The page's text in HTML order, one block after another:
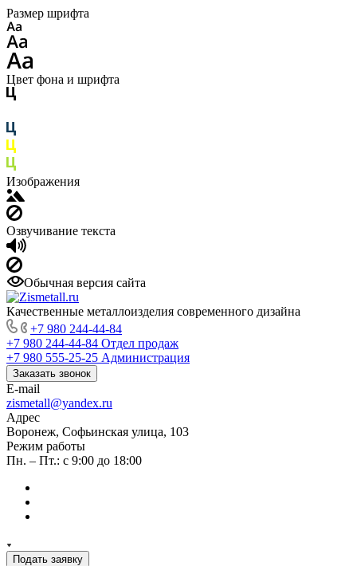
Размер шрифта
Цвет фона и шрифта
Изображения
Озвучивание текста
Обычная версия сайта
Качественные металлоизделия современного дизайна
+7 980 244-44-84
+7 980 244-44-84 Отдел продаж
+7 980 555-25-25 Администрация
Заказать звонок
E-mail
zismetall@yandex.ru
Адрес
Воронеж, Софьинская улица, 103
Режим работы
Пн. – Пт.: с 9:00 до 18:00
Подать заявку